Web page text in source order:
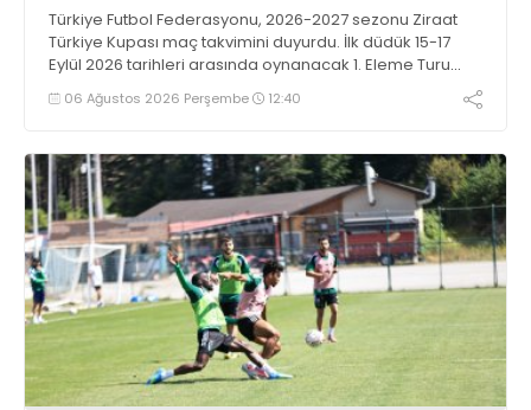
Türkiye Futbol Federasyonu, 2026-2027 sezonu Ziraat
Türkiye Kupası maç takvimini duyurdu. İlk düdük 15-17
Eylül 2026 tarihleri arasında oynanacak 1. Eleme Turu
karşılaşmalarıyla çalacak.
06 Ağustos 2026 Perşembe 12:40